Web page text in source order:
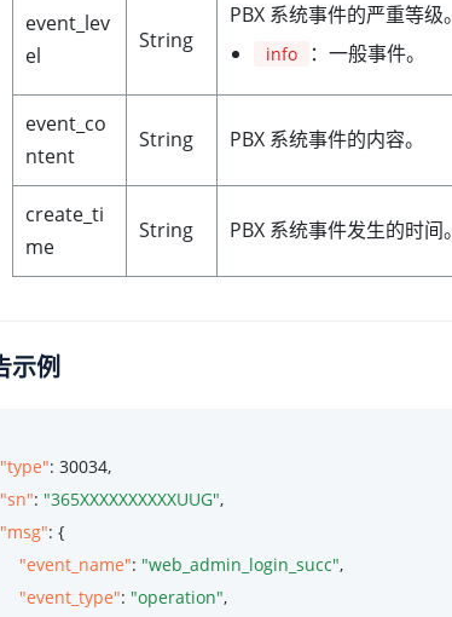
event_lev
el
String
PBX 系统事件的严重等级。
info ：一般事件。
event_co
ntent
String PBX 系统事件的内容。
create_ti
me
String PBX 系统事件发生的时间。
示例
"type": 30034,
"sn": "365XXXXXXXXXXUUG",
"msg": {
"event_name": "web_admin_login_succ",
"event_type": "operation",